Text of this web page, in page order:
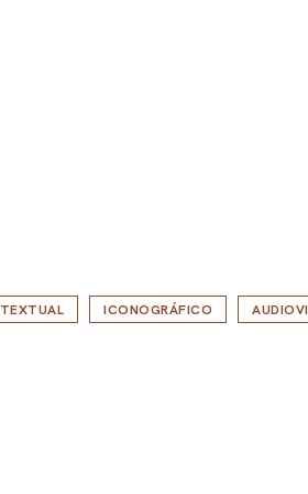
TEXTUAL ICONOGRÁFICO